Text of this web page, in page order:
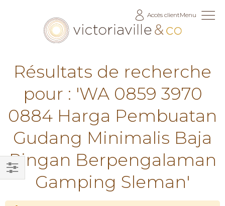
Accès clientMenu
Résultats de recherche
pour : 'WA 0859 3970
0884 Harga Pembuatan
Gudang Minimalis Baja
Ringan Berpengalaman
Gamping Sleman'
Filtrer